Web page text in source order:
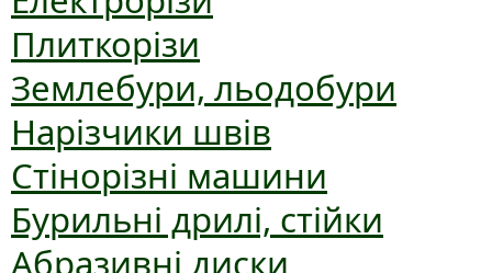
Плиткорізи
Землебури, льодобури
Нарізчики швів
Стінорізні машини
Бурильні дрилі, стійки
Абразивні диски